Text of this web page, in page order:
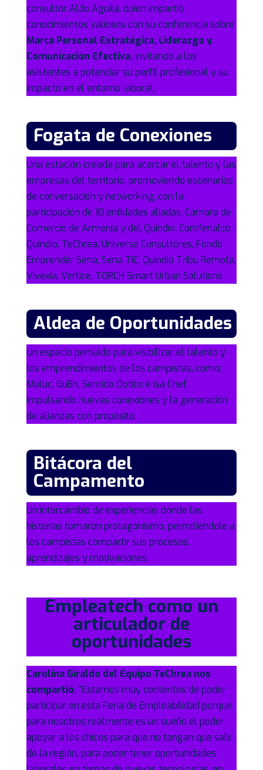
consultor Aldo Águila, quien impartió
conocimientos valiosos con su conferencia sobre
Marca Personal Estratégica, Liderazgo y
Comunicación Efectiva,invitando a los
asistentes a potenciar su perfil profesional y su
impacto en el entorno laboral.
Fogata de Conexiones
Una estación creada para acercar el talento y las
empresas del territorio, promoviendo escenarios
de conversación y networking, con la
participación de 10 entidades aliadas: Cámara de
Comercio de Armenia y del Quindío, Comfenalco
Quindío, TeChrea, Universo Consultores, Fondo
Emprender Sena, Sena TIC, Quindío Tribu Remota,
Vivexia, Vertice, TORCH Smart Urban Solutions
Aldea de Oportunidades
Un espacio pensado para visibilizar el talento y
los emprendimientos de los campistas, como:
Muluc, GuBn, Sentido Óptico e Isa Chef.
Impulsando nuevas conexiones y la generación
de alianzas con propósito.
Bitácora del
Campamento
Un intercambio de experiencias donde las
historias tomaron protagonismo, permitiéndole a
los campistas compartir sus procesos,
aprendizajes y motivaciones.
Empleatech como un
articulador de
oportunidades
Carolina Giraldo del Equipo TeChrea nos
compartió:“Estamos muy contentos de poder
participar en esta Feria de Empleabilidad porque
para nosotros realmente es un sueño el poder
apoyar a los chicos para que no tengan que salir
de la región, para poder tener oportunidades